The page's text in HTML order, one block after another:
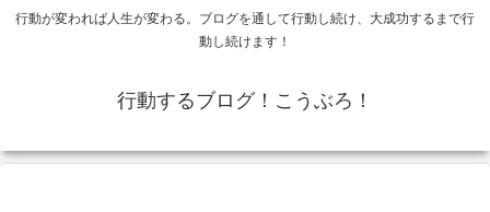
行動が変われば人生が変わる。ブログを通して行動し続け、大成功するまで行
動し続けます！
行動するブログ！こうぶろ！